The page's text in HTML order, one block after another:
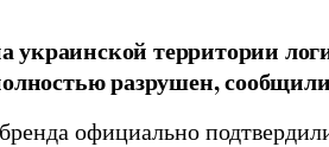
территории
разрушен,
официально